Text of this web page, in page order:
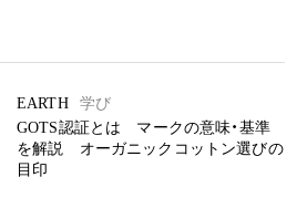
EARTH
学び
GOTS認証とは マークの意味・基準
を解説 オーガニックコットン選びの
目印